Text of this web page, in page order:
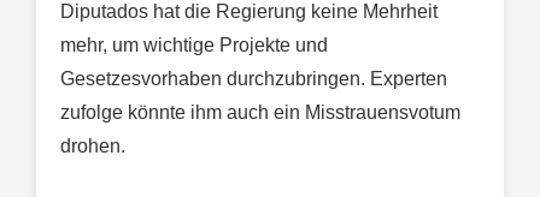
Diputados hat die Regierung keine Mehrheit
mehr, um wichtige Projekte und
Gesetzesvorhaben durchzubringen. Experten
zufolge könnte ihm auch ein Misstrauensvotum
drohen.